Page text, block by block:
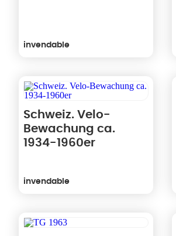
invendable
Schweiz. Velo-
Bewachung ca.
1934-1960er
invendable